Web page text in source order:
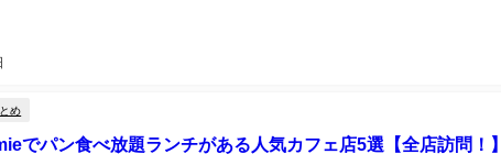
め
でパン食べ放題ランチがある人気カフェ店5選【全店訪問！】